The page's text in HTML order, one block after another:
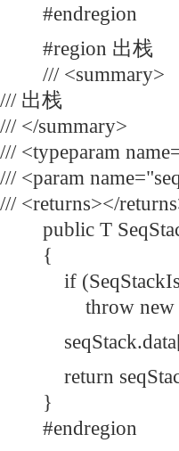
#endregion
#region 出栈
/// <summary>
/// 出栈
/// </summary>
/// <typeparam
/// <param
/// <returns></
public T
{
if
throw new
return
}
#endregion